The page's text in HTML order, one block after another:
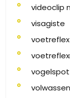
videoclip
visagiste
vogelspot